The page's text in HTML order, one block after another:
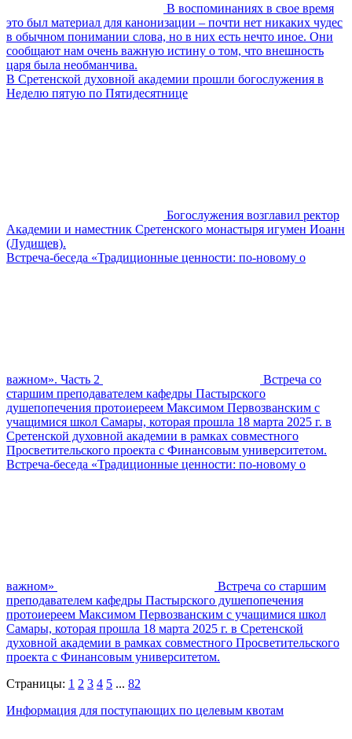
В воспоминаниях в свое время
это был материал для канонизации – почти нет никаких чудес
в обычном понимании слова, но в них есть нечто иное. Они
сообщают нам очень важную истину о том, что внешность
царя была необманчива.
В Сретенской духовной академии прошли богослужения в
Неделю пятую по Пятидесятнице
Богослужения возглавил ректор
Академии и наместник Сретенского монастыря игумен Иоанн
(Лудищев).
Встреча-беседа «Традиционные ценности: по-новому о
важном». Часть 2
Встреча со
старшим преподавателем кафедры Пастырского
душепопечения протоиереем Максимом Первозванским с
учащимися школ Самары, которая прошла 18 марта 2025 г. в
Сретенской духовной академии в рамках совместного
Просветительского проекта с Финансовым университетом.
Встреча-беседа «Традиционные ценности: по-новому о
важном»
Встреча со старшим
преподавателем кафедры Пастырского душепопечения
протоиереем Максимом Первозванским с учащимися школ
Самары, которая прошла 18 марта 2025 г. в Сретенской
духовной академии в рамках совместного Просветительского
проекта с Финансовым университетом.
Страницы: 1 2 3 4 5 ... 82
Информация для поступающих по целевым квотам